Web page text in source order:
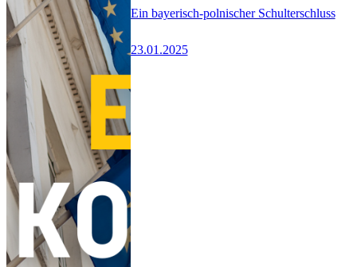
Ein bayerisch-polnischer Schulterschluss
23.01.2025